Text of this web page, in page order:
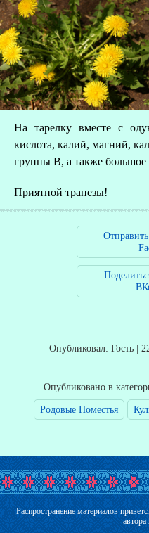
На тарелку вместе с
кислота, калий, магний,
группы В, а также большое
Приятной трапезы!
Опубликовал: Гость |
Опубликовано в
Родовые Поместья
Распространение материалов
автора